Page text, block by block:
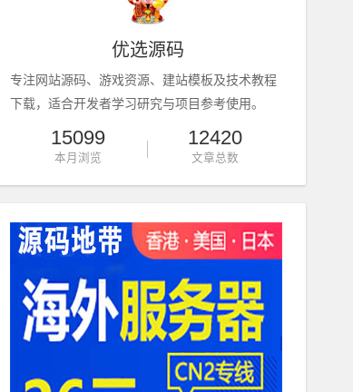
优选源码
专注网站源码、游戏资源、建站模板及技术教程
下载，适合开发者学习研究与项目参考使用。
15099
本月浏览
12420
文章总数